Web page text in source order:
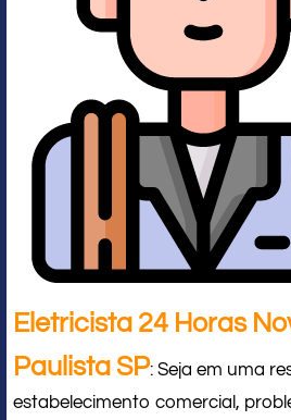
Eletricista 24 Horas
Paulista SP: Seja em uma
estabelecimento comercial,